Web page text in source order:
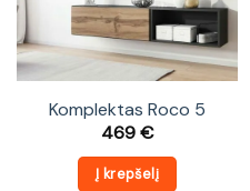
Komplektas Roco 5
469€
Į krepšelį